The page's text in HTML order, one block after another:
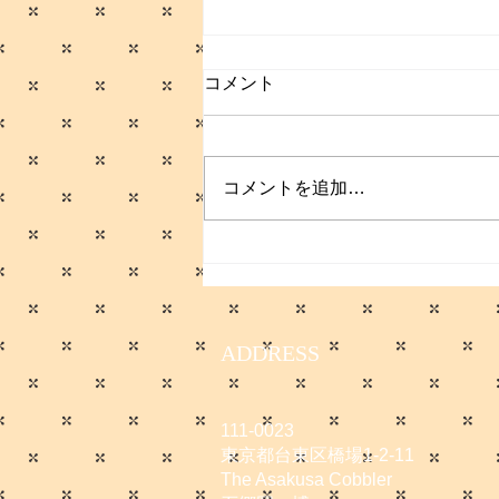
サマーセールのお知らせ
コメント
コメントを追加…
ADDRESS
111-0023
東京都台東区橋場1-2-11
The Asakusa Cobbler